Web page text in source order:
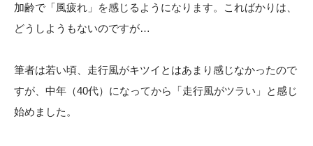
加齢で「風疲れ」を感じるようになります。こればかりは、
どうしようもないのですが…
筆者は若い頃、走行風がキツイとはあまり感じなかったので
すが、中年（40代）になってから「走行風がツラい」と感じ
始めました。